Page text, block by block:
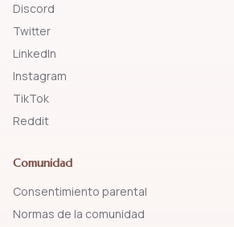
Discord
Twitter
LinkedIn
Instagram
TikTok
Reddit
Comunidad
Consentimiento parental
Normas de la comunidad